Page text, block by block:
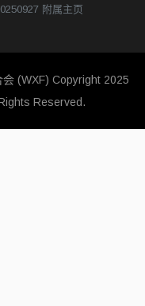
附属主页
(WXF) Copyright 2025
Reserved.